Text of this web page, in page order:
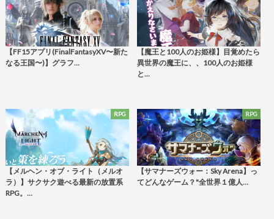
【FF15アプリ(FinalFantasyXV〜新た
なる王国〜)】グラフ…
【魔王と100人のお姫様】目覚めたら
異世界の魔王に、、100人のお姫様
と…
RPG
【メルヘン・オブ・ライト（メルオ
ラ）】サクサク遊べる最新の放置系
RPG。…
RPG
【サマナーズウォー：Sky Arena】っ
てどんなゲーム？"全世界１億人…